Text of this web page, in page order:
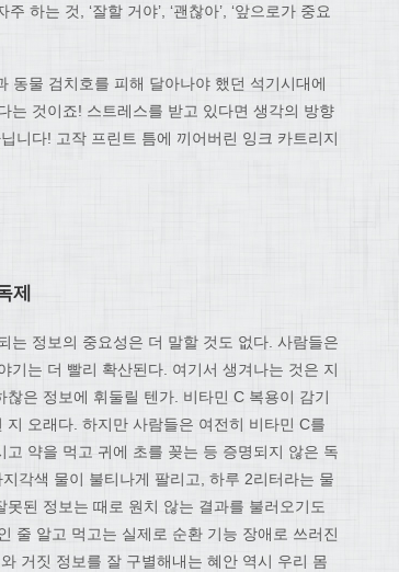
하는 것, ‘잘할 거야’, ‘괜찮아’, ‘앞으로가 중요
동물 검치호를 피해 달아나야 했던 석기시대에
는 것이죠! 스트레스를 받고 있다면 생각의 방향
니다! 고작 프린트 틈에 끼어버린 잉크 카트리지
제
는 정보의 중요성은 더 말할 것도 없다. 사람들은
기는 더 빨리 확산된다. 여기서 생겨나는 것은 지
은 정보에 휘둘릴 텐가. 비타민 C 복용이 감기
오래다. 하지만 사람들은 여전히 비타민 C를
약을 먹고 귀에 초를 꽂는 등 증명되지 않은 독
각색 물이 불티나게 팔리고, 하루 2리터라는 물
된 정보는 때로 원치 않는 결과를 불러오기도
줄 알고 먹고는 실제로 순환 기능 장애로 쓰러진
거짓 정보를 잘 구별해내는 혜안 역시 우리 몸